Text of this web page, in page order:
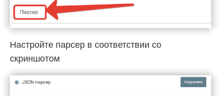
Настройте парсер в соответствии со
скриншотом